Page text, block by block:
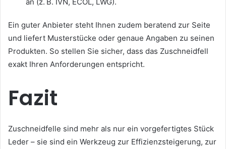
Ein guter Anbieter steht Ihnen zudem beratend zur Seite
und liefert Musterstücke oder genaue Angaben zu seinen
Produkten. So stellen Sie sicher, dass das Zuschneidfell
exakt Ihren Anforderungen entspricht.
Fazit
Zuschneidfelle sind mehr als nur ein vorgefertigtes Stück
Leder – sie sind ein Werkzeug zur Effizienzsteigerung, zur